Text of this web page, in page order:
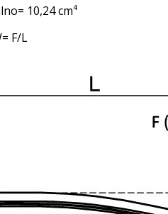
10,24 cm⁴
F/L